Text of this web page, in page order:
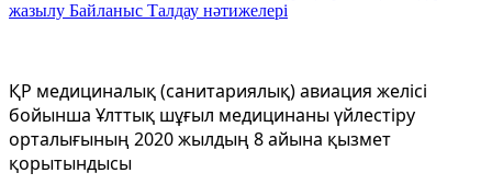
жазылу Байланыс Талдау нәтижелері
ҚР медициналық (санитариялық) авиация желісі
бойынша Ұлттық шұғыл медицинаны үйлестіру
орталығының 2020 жылдың 8 айына қызмет
қорытындысы